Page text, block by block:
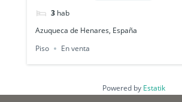
3 hab
Azuqueca de Henares, España
Piso
En venta
Powered by Estatik